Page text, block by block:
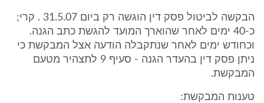
הבקשה לביטול פסק דין הוגשה רק ביום 31.5.07 . קרי;
כ-40 ימים לאחר שהוארך המועד להגשת כתב הגנה.
וכחודש ימים לאחר שנתקבלה הודעה אצל המבקשת כי
ניתן פסק דין בהעדר הגנה - סעיף 9 לתצהיר מטעם
המבקשת.
טענות המבקשת: